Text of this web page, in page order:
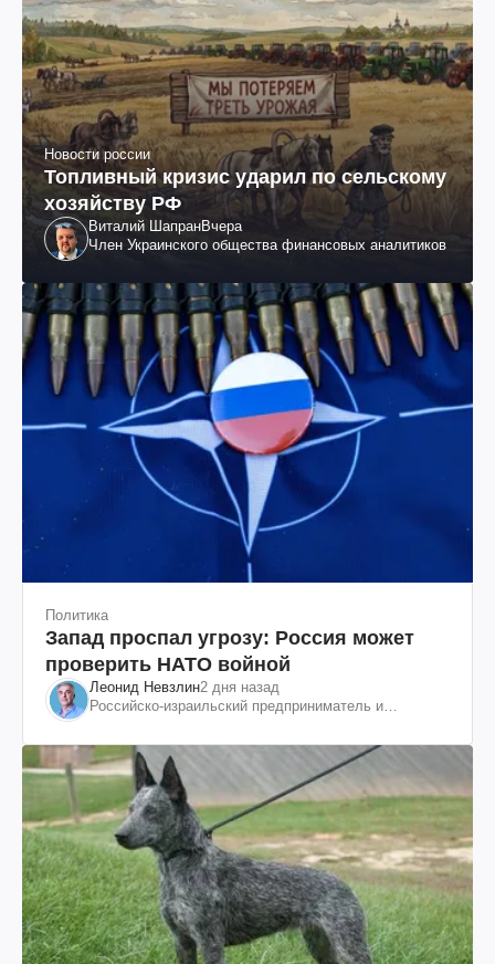
Новости россии
Топливный кризис ударил по сельскому
хозяйству РФ
Виталий ШапранВчера
Член Украинского общества финансовых аналитиков
Политика
Запад проспал угрозу: Россия может
проверить НАТО войной
Леонид Невзлин2 дня назад
Российско-израильский предприниматель и
"ЮКОСа"